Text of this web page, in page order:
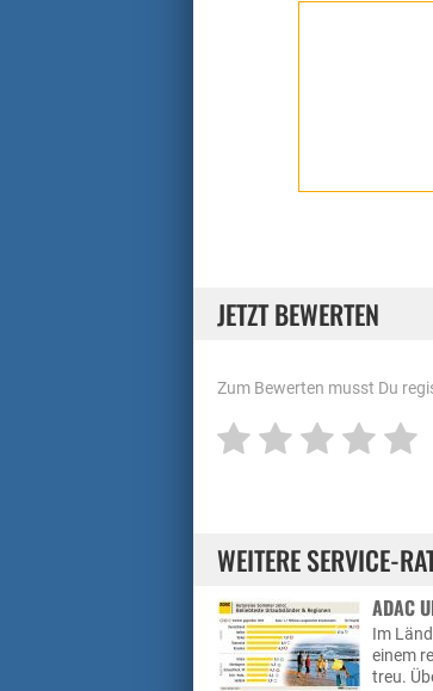
JETZT BEWERTEN
Zum Bewerten musst Du
WEITERE SERVICE-
ADAC
Im
einem
treu.